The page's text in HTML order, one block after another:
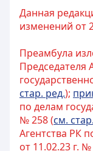
Данная
изменений от
Преамбула
Председателя
стар. ред.);
по делам
№ 258 (см.
Агентства РК
от 11.02.23 г.